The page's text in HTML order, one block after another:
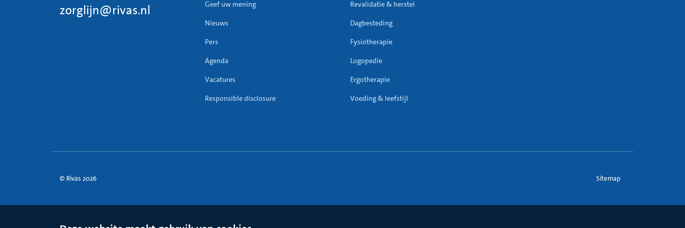
zorglijn@rivas.nl Geef uw mening
Nieuws
Pers
Agenda
Vacatures
Responsible disclosure
Revalidatie & herstel
Dagbesteding
Fysiotherapie
Logopedie
Ergotherapie
Voeding & leefstijl
© Rivas 2026 Sitemap